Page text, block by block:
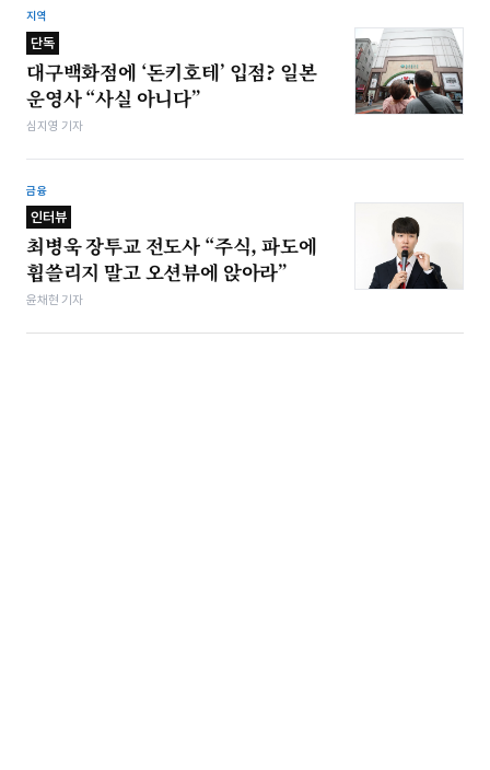
지역
단독
대구백화점에 ‘돈키호테’ 입점? 일본
운영사 “사실 아니다”
심지영 기자
금융
인터뷰
최병욱 장투교 전도사 “주식, 파도에
휩쓸리지 말고 오션뷰에 앉아라”
윤채현 기자